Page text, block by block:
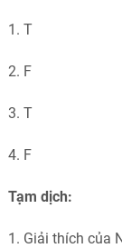
1. T
2. F
3. T
4. F
Tạm dịch:
1. Giải thích của